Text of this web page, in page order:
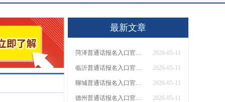
最新文章
菏泽普通话报名入口官网2026（含报名流程、报名时间） 2026-05-11
临沂普通话报名入口官网2026（含报名流程、报名时间） 2026-05-11
聊城普通话报名入口官网2026（含报名流程、报名时间） 2026-05-11
德州普通话报名入口官网2026（含报名流程、报名时间） 2026-05-11